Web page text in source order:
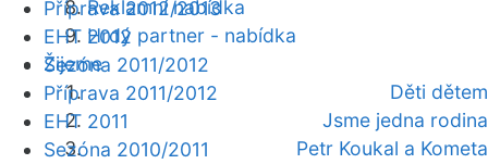
Reklamní nabídka
Hrdý partner - nabídka
Žijeme
Děti dětem
Jsme jedna rodina
Petr Koukal a Kometa
Příprava 2012/2013
EHT 2012
Sezóna 2011/2012
Příprava 2011/2012
EHT 2011
Sezóna 2010/2011